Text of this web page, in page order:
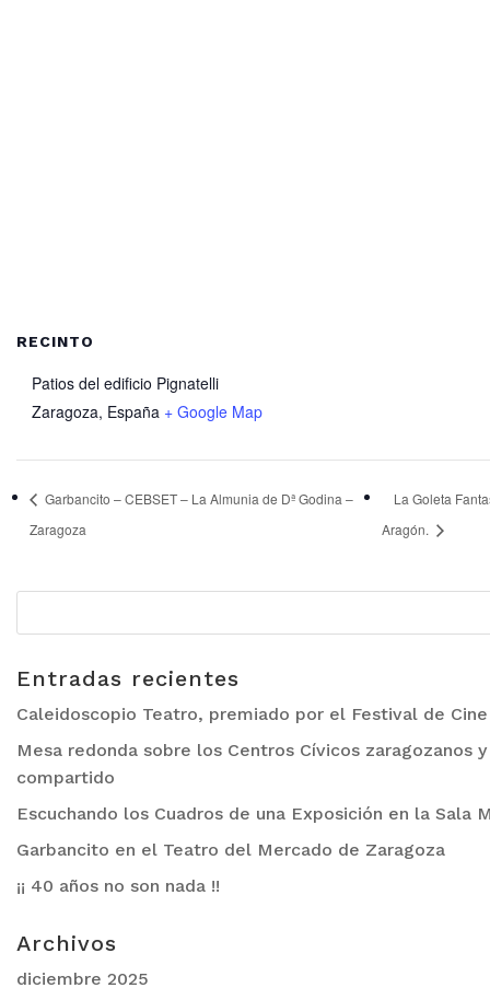
RECINTO
Patios del edificio Pignatelli
Zaragoza, España + Google Map
Garbancito – CEBSET – La Almunia de Dª Godina –
Zaragoza
La Goleta
Aragón.
Entradas recientes
Caleidoscopio Teatro, premiado por el Festival de
Mesa redonda sobre los Centros Cívicos zaragozanos
compartido
Escuchando los Cuadros de una Exposición en la Sala
Garbancito en el Teatro del Mercado de Zaragoza
¡¡ 40 años no son nada !!
Archivos
diciembre 2025